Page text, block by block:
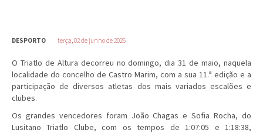
DESPORTO terça, 02 de junho de 2026
O Triatlo de Altura decorreu no domingo, dia 31 de maio, naquela
localidade do concelho de Castro Marim, com a sua 11.ª edição e a
participação de diversos atletas dos mais variados escalões e
clubes.
Os grandes vencedores foram João Chagas e Sofia Rocha, do
Lusitano Triatlo Clube, com os tempos de 1:07:05 e 1:18:38,